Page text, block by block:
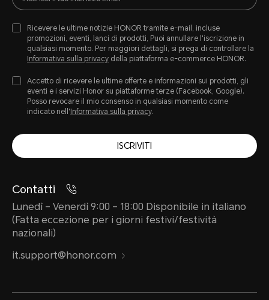
Ricevere le ultime notizie HONOR tramite e-mail, incluse
promozioni, eventi, lanci di prodotti, Puoi annullare l'iscrizione in
qualsiasi momento. Per maggiori dettagli, si prega di controllare la
Informativa sulla privacy della piattaforma e-commerce HONOR.
Accetto di ricevere le ultime offerte e informazioni sui prodotti, gli
eventi e i servizi Honor su piattaforme terze (Facebook, Google).
Posso revocare il mio consenso in qualsiasi momento come
indicato nell' Informativa sulla privacy.
ISCRIVITI
Contatti
Lunedì – Venerdì 9:00 – 18:00 Disponibile in italiano
(Fatta eccezione per i giorni festivi/festività
nazionali)
it.support@honor.com